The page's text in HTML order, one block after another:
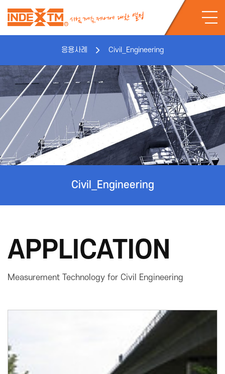
응용사례 Civil_Engineering
Civil_Engineering
APPLICATION
Measurement Technology for Civil Engineering